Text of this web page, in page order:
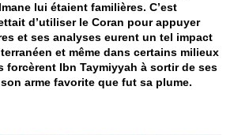
lui étaient familières. C’est
d’utiliser le Coran pour appuyer
et ses analyses eurent un tel impact
et même dans certains milieux
forcèrent Ibn Taymiyyah à sortir de ses
arme favorite que fut sa plume.